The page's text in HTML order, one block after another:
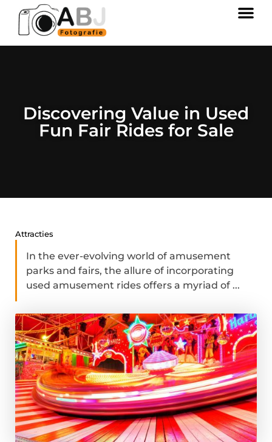
Discovering Value in Used
Fun Fair Rides for Sale
Attracties
In the ever-evolving world of amusement
parks and fairs, the allure of incorporating
used amusement rides offers a myriad of ...